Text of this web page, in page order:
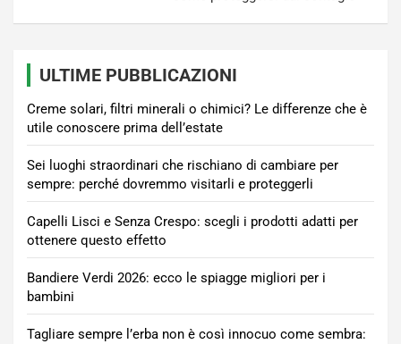
ULTIME PUBBLICAZIONI
Creme solari, filtri minerali o chimici? Le differenze che è
utile conoscere prima dell’estate
Sei luoghi straordinari che rischiano di cambiare per
sempre: perché dovremmo visitarli e proteggerli
Capelli Lisci e Senza Crespo: scegli i prodotti adatti per
ottenere questo effetto
Bandiere Verdi 2026: ecco le spiagge migliori per i
bambini
Tagliare sempre l’erba non è così innocuo come sembra: